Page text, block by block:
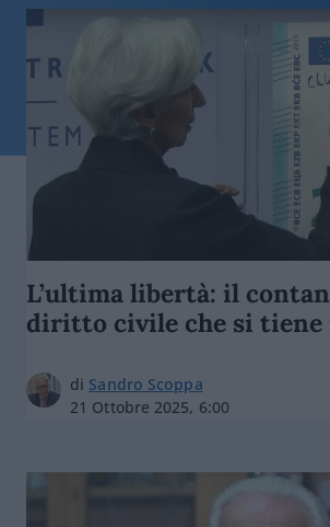
L’ultima libertà: il
diritto civile che si tiene
di Sandro Scoppa
21 Ottobre 2025, 6:00